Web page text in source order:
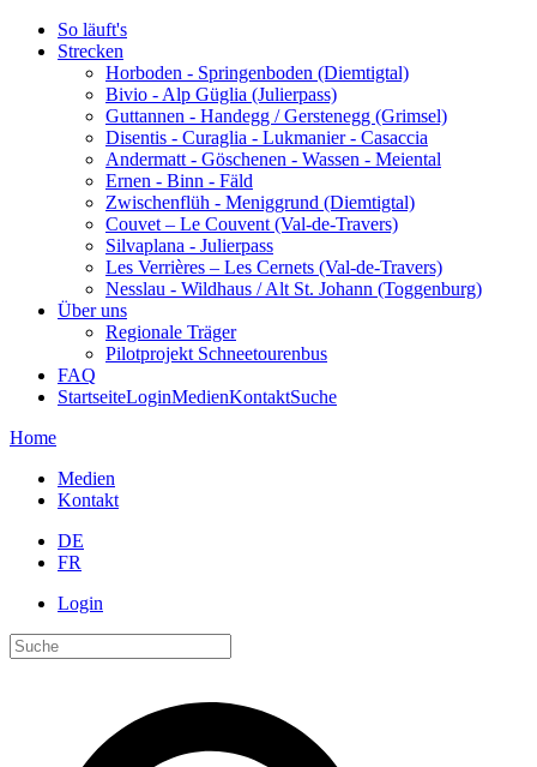
So läuft's
Strecken
Horboden - Springenboden (Diemtigtal)
Bivio - Alp Güglia (Julierpass)
Guttannen - Handegg / Gerstenegg (Grimsel)
Disentis - Curaglia - Lukmanier - Casaccia
Andermatt - Göschenen - Wassen - Meiental
Ernen - Binn - Fäld
Zwischenflüh - Meniggrund (Diemtigtal)
Couvet – Le Couvent (Val-de-Travers)
Silvaplana - Julierpass
Les Verrières – Les Cernets (Val-de-Travers)
Nesslau - Wildhaus / Alt St. Johann (Toggenburg)
Über uns
Regionale Träger
Pilotprojekt Schneetourenbus
FAQ
StartseiteLoginMedienKontaktSuche
Home
Medien
Kontakt
DE
FR
Login